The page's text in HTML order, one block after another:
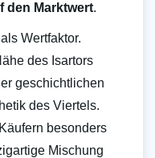
den Marktwert.
Wertfaktor.
des Isartors
geschichtlichen
des Viertels.
besonders
Mischung